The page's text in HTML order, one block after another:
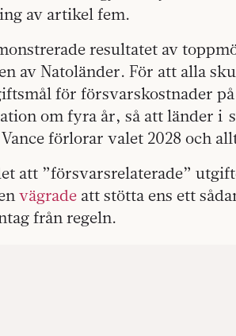
av artikel fem.
resultatet av
av Natoländer. För att alla
för försvarskostnader
om fyra år, så att länder i
förlorar valet 2028 och
att ”försvarsrelaterade”
vägrade att stötta ens ett
från regeln.